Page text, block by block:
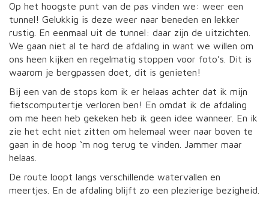
Op het hoogste punt van de pas vinden we: weer een
tunnel! Gelukkig is deze weer naar beneden en lekker
rustig. En eenmaal uit de tunnel: daar zijn de uitzichten.
We gaan niet al te hard de afdaling in want we willen om
ons heen kijken en regelmatig stoppen voor foto’s. Dit is
waarom je bergpassen doet, dit is genieten!
Bij een van de stops kom ik er helaas achter dat ik mijn
fietscomputertje verloren ben! En omdat ik de afdaling
om me heen heb gekeken heb ik geen idee wanneer. En ik
zie het echt niet zitten om helemaal weer naar boven te
gaan in de hoop ‘m nog terug te vinden. Jammer maar
helaas.
De route loopt langs verschillende watervallen en
meertjes. En de afdaling blijft zo een plezierige bezigheid.